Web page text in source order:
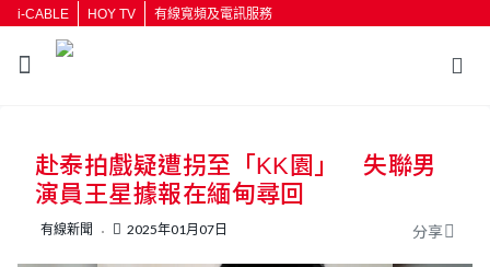
i-CABLE HOY TV 有線寬頻及電訊服務
按輸入鍵開始搜尋
赴泰拍戲疑遭拐至「KK園」 失聯男
演員王星據報在緬甸尋回
有線新聞 2025年01月07日 分享